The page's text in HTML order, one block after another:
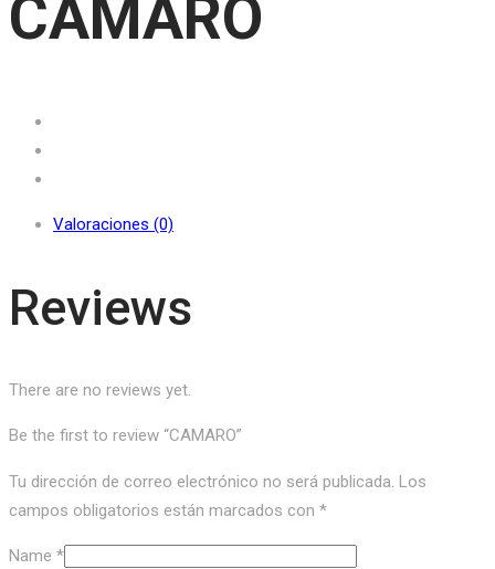
CAMARO
Valoraciones (0)
Reviews
There are no reviews yet.
Be the first to review “CAMARO”
Tu dirección de correo electrónico no será publicada. Los
campos obligatorios están marcados con *
Name *